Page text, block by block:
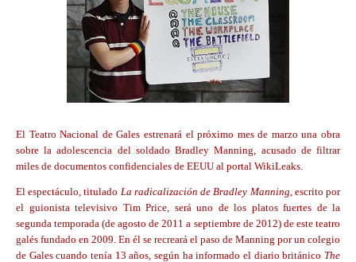
El Teatro Nacional de Gales estrenará el próximo mes de marzo una obra
sobre la adolescencia del soldado Bradley Manning, acusado de filtrar
miles de documentos confidenciales de EEUU al portal WikiLeaks.
El espectáculo, titulado La radicalización de Bradley Manning, escrito por
el guionista televisivo Tim Price, será uno de los platos fuertes de la
segunda temporada (de agosto de 2011 a septiembre de 2012) de este teatro
galés fundado en 2009. En él se recreará el paso de Manning por un colegio
de Gales cuando tenía 13 años, según ha informado el diario británico The